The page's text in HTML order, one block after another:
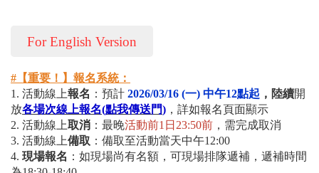
For English Version
#【重要！】報名系統：
1. 活動線上報名 ：預計 2026/03/16 (一) 中午12點起 ，陸續開
放各場次線上報名(點我傳送門) ，詳如報名頁面顯示
2. 活動線上取消 ：最晚活動前1日23:50前 ，需完成取消
3. 活動線上備取 ：備取至活動當天中午12:00
4. 現場報名 ：如現場尚有名額，可現場排隊遞補，遞補時間